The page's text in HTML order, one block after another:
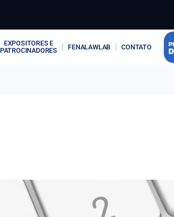
EXPOSITORES E
PATROCINADORES
FENALAWLAB CONTATO